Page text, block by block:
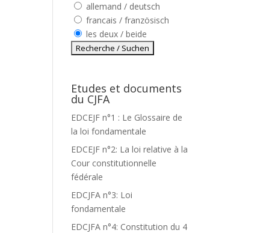
allemand / deutsch
francais / französisch
les deux / beide
Etudes et documents
du CJFA
EDCEJF n°1 : Le Glossaire de
la loi fondamentale
EDCEJF n°2: La loi relative à la
Cour constitutionnelle
fédérale
EDCJFA n°3: Loi
fondamentale
EDCJFA n°4: Constitution du 4